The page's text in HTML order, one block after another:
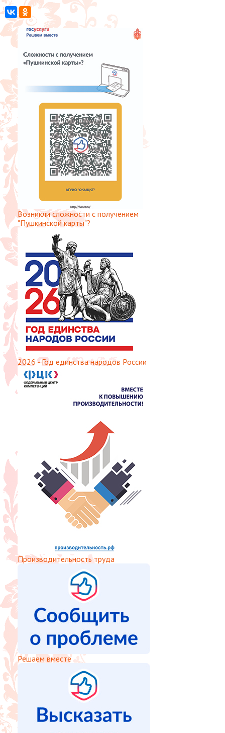
Возникли сложности с получением
"Пушкинской карты"?
2026 - Год единства народов России
Производительность труда
Решаем вместе